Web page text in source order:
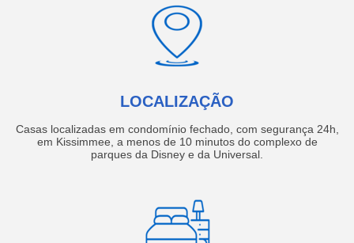
LOCALIZAÇÃO
Casas localizadas em condomínio fechado, com segurança 24h,
em Kissimmee, a menos de 10 minutos do complexo de
parques da Disney e da Universal.